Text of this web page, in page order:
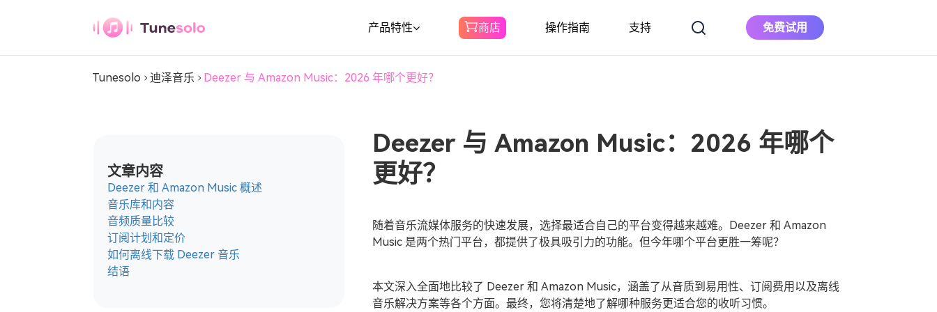
产品特性
器
下载Youtube音乐到MP3
亚马逊音乐转换器
将亚马逊音乐下载到 MP3
Deezer 音乐转换
潘多拉音乐转换器
将Pandora音乐下载到MP3
声音转换器
将Audible下载到MP3
商店 操作指南 支持 免费试用
Deezer 音乐转换器 立即购买
Tunesolo 迪泽音乐 Deezer 与 Amazon Music：2026 年哪个更好？
Deezer 与 Amazon Music：2026 年哪个
更好？
随着音乐流媒体服务的快速发展，选择最适合自己的平台变得越来越难。Deezer 和 Amazon
Music 是两个热门平台，都提供了极具吸引力的功能。但今年哪个平台更胜一筹呢？
本文深入全面地比较了 Deezer 和 Amazon Music，涵盖了从音质到易用性、订阅费用以及离线
音乐解决方案等各个方面。最终，您将清楚地了解哪种服务更适合您的收听习惯。
文章内容
Deezer 和 Amazon Music 概述
音乐库和内容
音频质量比较
订阅计划和定价
如何离线下载 Deezer 音乐
结语